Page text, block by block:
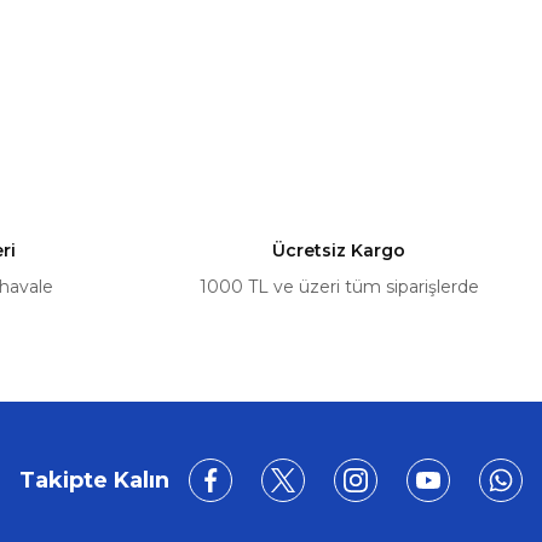
Ücretsiz Kargo
1000 TL ve üzeri tüm siparişlerde
Takipte Kalın